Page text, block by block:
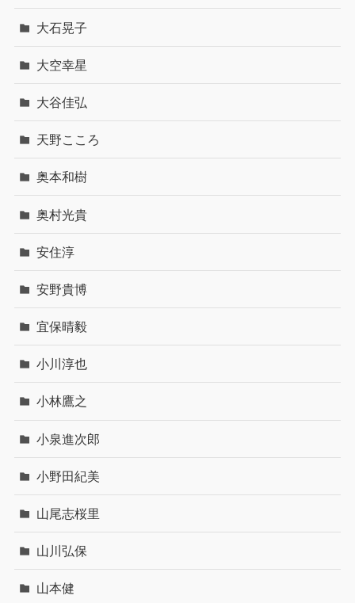
大石晃子
大空幸星
大谷佳弘
天野こころ
奥本和樹
奥村光貴
安住淳
安野貴博
宜保晴毅
小川淳也
小林鷹之
小泉進次郎
小野田紀美
山尾志桜里
山川弘保
山本健